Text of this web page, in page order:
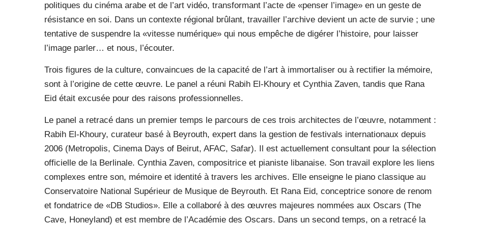
politiques du cinéma arabe et de l’art vidéo, transformant l’acte de «penser l’image» en un geste de
résistance en soi. Dans un contexte régional brûlant, travailler l’archive devient un acte de survie ; une
tentative de suspendre la «vitesse numérique» qui nous empêche de digérer l’histoire, pour laisser
l’image parler… et nous, l’écouter.
Trois figures de la culture, convaincues de la capacité de l’art à immortaliser ou à rectifier la mémoire,
sont à l’origine de cette œuvre. Le panel a réuni Rabih El-Khoury et Cynthia Zaven, tandis que Rana
Eid était excusée pour des raisons professionnelles.
Le panel a retracé dans un premier temps le parcours de ces trois architectes de l’œuvre, notamment :
Rabih El-Khoury, curateur basé à Beyrouth, expert dans la gestion de festivals internationaux depuis
2006 (Metropolis, Cinema Days of Beirut, AFAC, Safar). Il est actuellement consultant pour la sélection
officielle de la Berlinale. Cynthia Zaven, compositrice et pianiste libanaise. Son travail explore les liens
complexes entre son, mémoire et identité à travers les archives. Elle enseigne le piano classique au
Conservatoire National Supérieur de Musique de Beyrouth. Et Rana Eid, conceptrice sonore de renom
et fondatrice de «DB Studios». Elle a collaboré à des œuvres majeures nommées aux Oscars (The
Cave, Honeyland) et est membre de l’Académie des Oscars. Dans un second temps, on a retracé la